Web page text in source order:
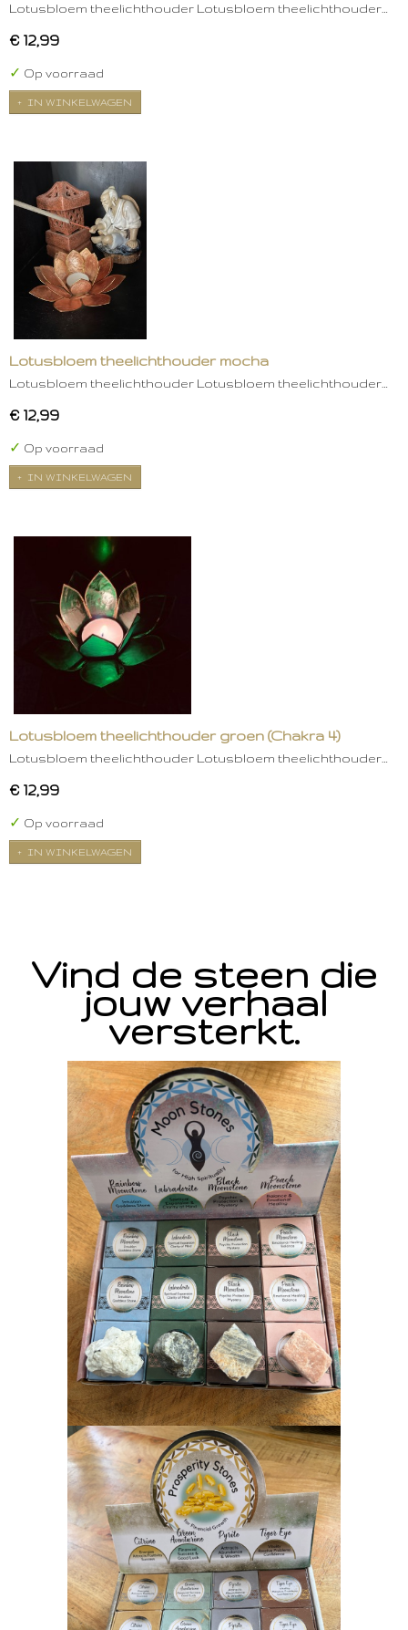
Lotusbloem theelichthouder Lotusbloem theelichthouder…
€ 12,99
✓ Op voorraad
IN WINKELWAGEN
Lotusbloem theelichthouder mocha
Lotusbloem theelichthouder Lotusbloem theelichthouder…
€ 12,99
✓ Op voorraad
IN WINKELWAGEN
Lotusbloem theelichthouder groen (Chakra 4)
Lotusbloem theelichthouder Lotusbloem theelichthouder…
€ 12,99
✓ Op voorraad
IN WINKELWAGEN
Vind de steen die
jouw verhaal
versterkt.